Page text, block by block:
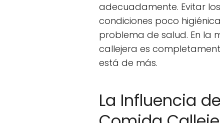
adecuadamente. Evitar
condiciones poco
problema de salud. En la
callejera es
está de más.
La Influencia